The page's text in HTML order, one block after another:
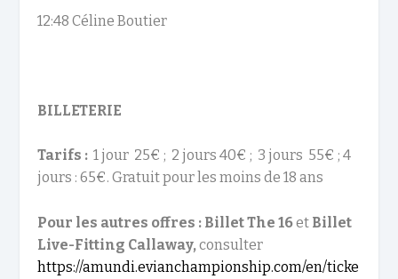
12:48 Céline Boutier
BILLETERIE
Tarifs : 1 jour 25€ ; 2 jours 40€ ; 3 jours 55€ ; 4
jours : 65€. Gratuit pour les moins de 18 ans
Pour les autres offres : Billet The 16et Billet
Live-Fitting Callaway,consulter
https://amundi.evianchampionship.com/en/ticke